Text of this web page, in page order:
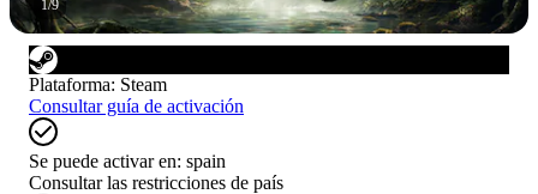
1/9
Plataforma: Steam
Consultar guía de activación
Se puede activar en: spain
Consultar las restricciones de país